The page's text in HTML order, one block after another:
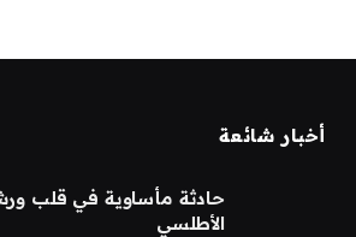
أخبار شائعة
حادثة مأساوية في قلب
الأطلسي